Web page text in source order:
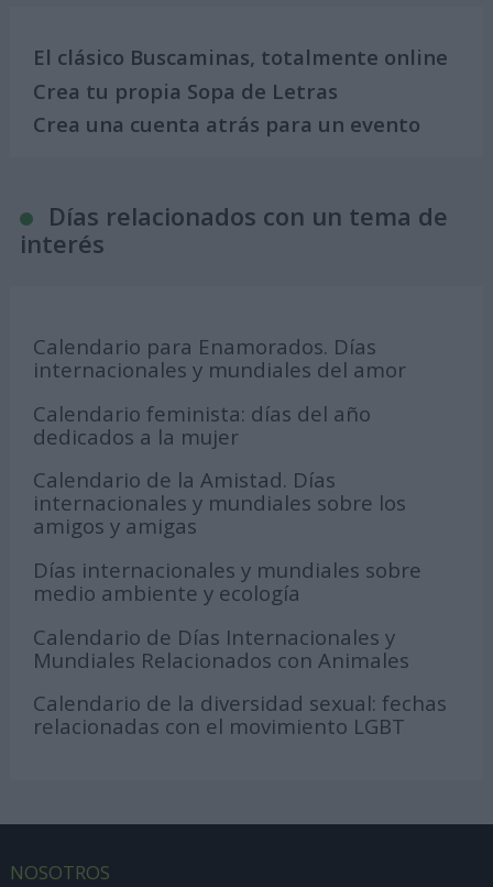
El clásico Buscaminas, totalmente online
Crea tu propia Sopa de Letras
Crea una cuenta atrás para un evento
Días relacionados con un tema de
interés
Calendario para Enamorados. Días
internacionales y mundiales del amor
Calendario feminista: días del año
dedicados a la mujer
Calendario de la Amistad. Días
internacionales y mundiales sobre los
amigos y amigas
Días internacionales y mundiales sobre
medio ambiente y ecología
Calendario de Días Internacionales y
Mundiales Relacionados con Animales
Calendario de la diversidad sexual: fechas
relacionadas con el movimiento LGBT
NOSOTROS